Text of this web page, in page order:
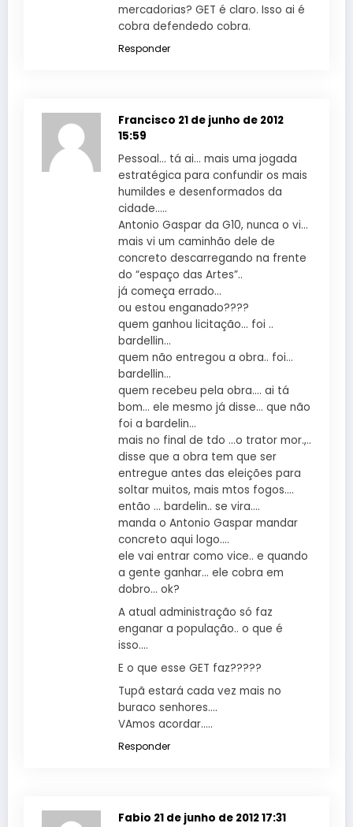
mercadorias? GET é claro. Isso ai é
cobra defendedo cobra.
Responder
Francisco 21 de junho de 2012
15:59
Pessoal… tá ai… mais uma jogada
estratégica para confundir os mais
humildes e desenformados da
cidade…..
Antonio Gaspar da G10, nunca o vi…
mais vi um caminhão dele de
concreto descarregando na frente
do “espaço das Artes”..
já começa errado…
ou estou enganado????
quem ganhou licitação… foi ..
bardellin…
quem não entregou a obra.. foi…
bardellin…
quem recebeu pela obra…. ai tá
bom… ele mesmo já disse… que não
foi a bardelin…
mais no final de tdo …o trator mor.,..
disse que a obra tem que ser
entregue antes das eleições para
soltar muitos, mais mtos fogos….
então … bardelin.. se vira….
manda o Antonio Gaspar mandar
concreto aqui logo….
ele vai entrar como vice.. e quando
a gente ganhar… ele cobra em
dobro… ok?
A atual administração só faz
enganar a população.. o que é
isso….
E o que esse GET faz?????
Tupã estará cada vez mais no
buraco senhores….
VAmos acordar…..
Responder
Fabio 21 de junho de 2012 17:31